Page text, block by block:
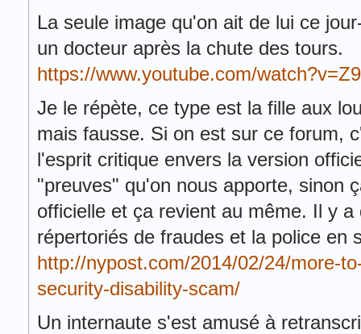
La seule image qu'on ait de lui ce
un docteur après la chute des tours.
https://www.youtube.com/
Je le répète, ce type est la fille aux
mais fausse. Si on est sur ce forum,
l'esprit critique envers la version
"preuves" qu'on nous apporte, sinon
officielle et ça revient au même. Il y
répertoriés de fraudes et la police en
http://nypost.com/2014/02/24/more-
security-disability-scam/
Un internaute s'est amusé à